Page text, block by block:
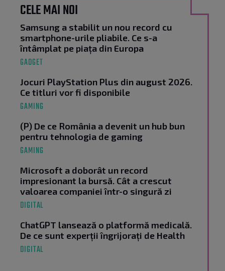
CELE MAI NOI
Samsung a stabilit un nou record cu
smartphone-urile pliabile. Ce s-a
întâmplat pe piața din Europa
GADGET
Jocuri PlayStation Plus din august 2026.
Ce titluri vor fi disponibile
GAMING
(P) De ce România a devenit un hub bun
pentru tehnologia de gaming
GAMING
Microsoft a doborât un record
impresionant la bursă. Cât a crescut
valoarea companiei într-o singură zi
DIGITAL
ChatGPT lansează o platformă medicală.
De ce sunt experții îngrijorați de Health
DIGITAL